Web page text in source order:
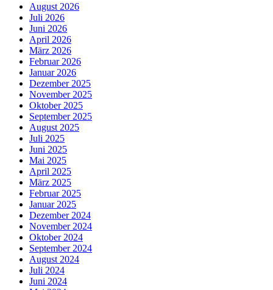
August 2026
Juli 2026
Juni 2026
April 2026
März 2026
Februar 2026
Januar 2026
Dezember 2025
November 2025
Oktober 2025
September 2025
August 2025
Juli 2025
Juni 2025
Mai 2025
April 2025
März 2025
Februar 2025
Januar 2025
Dezember 2024
November 2024
Oktober 2024
September 2024
August 2024
Juli 2024
Juni 2024